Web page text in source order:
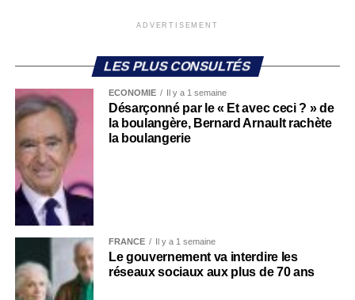
ADVERTISEMENT
LES PLUS CONSULTÉS
ECONOMIE Il y a 1 semaine
Désarçonné par le « Et avec ceci ? » de
la boulangère, Bernard Arnault rachète
la boulangerie
FRANCE Il y a 1 semaine
Le gouvernement va interdire les
réseaux sociaux aux plus de 70 ans